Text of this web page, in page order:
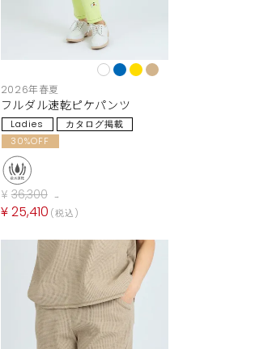
2026年春夏
フルダル速乾ピケパンツ
Ladies
カタログ掲載
30%OFF
¥ 36,300 →
¥25,410 税込